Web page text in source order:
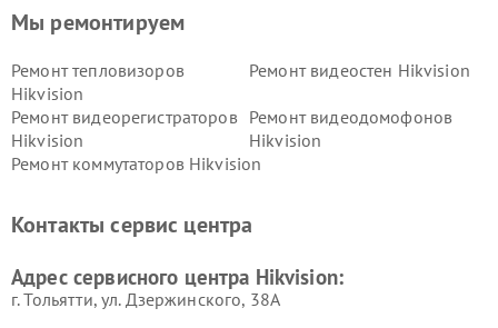
Мы ремонтируем
Ремонт тепловизоров
Hikvision
Ремонт видеостен Hikvision
Ремонт видеорегистраторов
Hikvision
Ремонт видеодомофонов
Hikvision
Ремонт коммутаторов Hikvision
Контакты сервис центра
Адрес сервисного центра Hikvision:
г. Тольятти, ул. Дзержинского, 38А